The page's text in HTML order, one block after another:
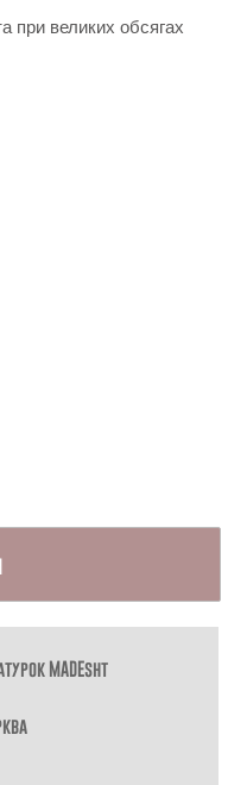
при великих обсягах